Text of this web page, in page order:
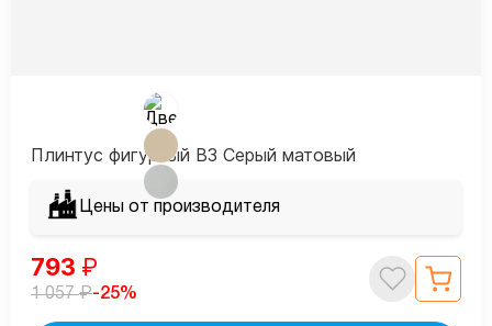
Плинтус фигурный В3 Серый матовый
Цены от производителя
793 ₽
1 057₽-25%